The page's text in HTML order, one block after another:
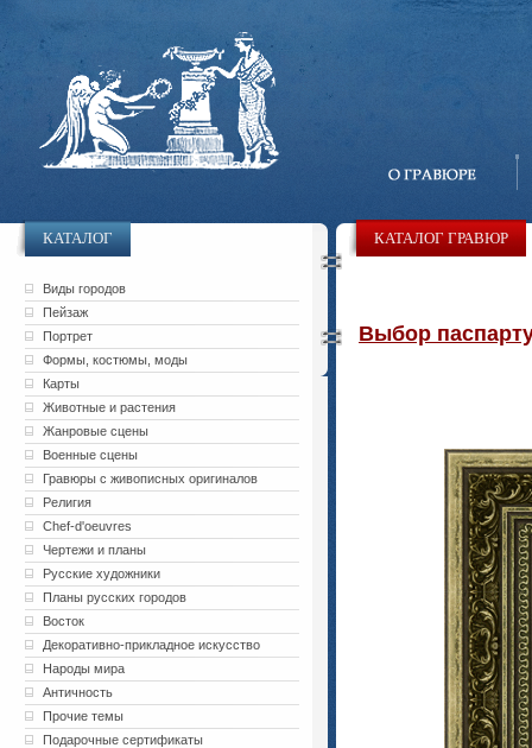
КАТАЛОГ
Виды городов
Пейзаж
Портрет
Формы, костюмы, моды
Карты
Животные и растения
Жанровые сцены
Военные сцены
Гравюры с живописных оригиналов
Религия
Chef-d'oeuvres
Чертежи и планы
Русские художники
Планы русских городов
Восток
Декоративно-прикладное искусство
Народы мира
Античность
Прочие темы
Подарочные сертификаты
КАТАЛОГ ГРАВЮР
Выбор